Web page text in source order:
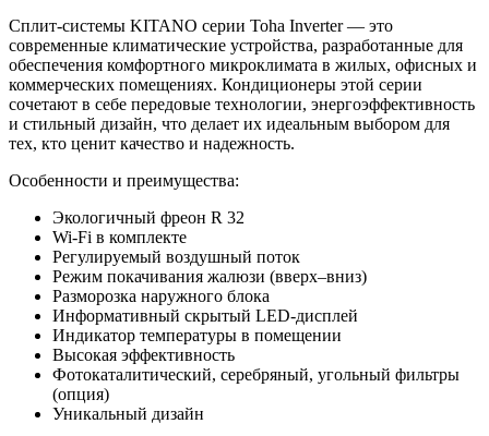
Сплит-системы KITANO серии Toha Inverter — это
современные климатические устройства, разработанные для
обеспечения комфортного микроклимата в жилых, офисных и
коммерческих помещениях. Кондиционеры этой серии
сочетают в себе передовые технологии, энергоэффективность
и стильный дизайн, что делает их идеальным выбором для
тех, кто ценит качество и надежность.
Особенности и преимущества:
Экологичный фреон R 32
Wi-Fi в комплекте
Регулируемый воздушный поток
Режим покачивания жалюзи (вверх–вниз)
Разморозка наружного блока
Информативный скрытый LED-дисплей
Индикатор температуры в помещении
Высокая эффективность
Фотокаталитический, серебряный, угольный фильтры
(опция)
Уникальный дизайн